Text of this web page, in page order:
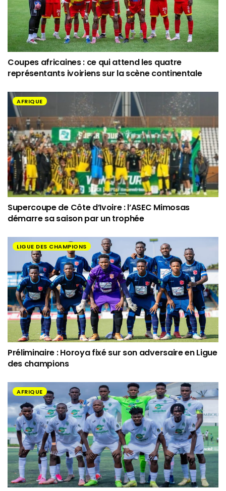
Coupes africaines : ce qui attend les quatre
représentants ivoiriens sur la scène continentale
AFRIQUE
Supercoupe de Côte d’Ivoire : l’ASEC Mimosas
démarre sa saison par un trophée
LIGUE DES CHAMPIONS
Préliminaire : Horoya fixé sur son adversaire en Ligue
des champions
AFRIQUE